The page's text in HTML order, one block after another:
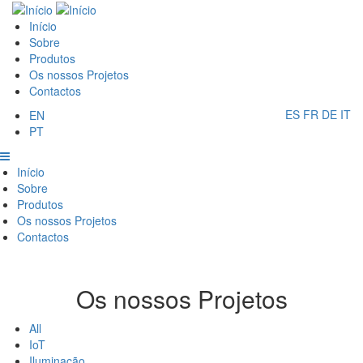
Passar
para
conteúdo
principal
Main
navigation
Início
Sobre
Produtos
Os nossos Projetos
Contactos
EN
PT
ES FR DE IT
Main
navigation
Início
Sobre
Produtos
Os nossos Projetos
Contactos
Os nossos Projetos
All
IoT